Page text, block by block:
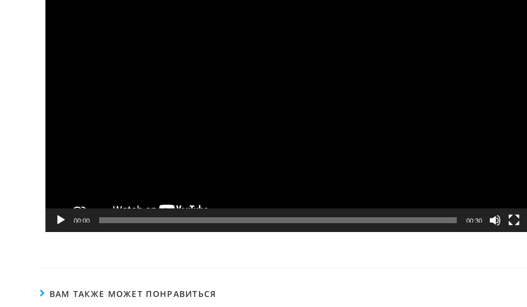
00:00 00:30
ВАМ ТАКЖЕ МОЖЕТ ПОНРАВИТЬСЯ